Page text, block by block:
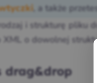
, a także
i strukturę pliku
o dowolnej
drag&drop